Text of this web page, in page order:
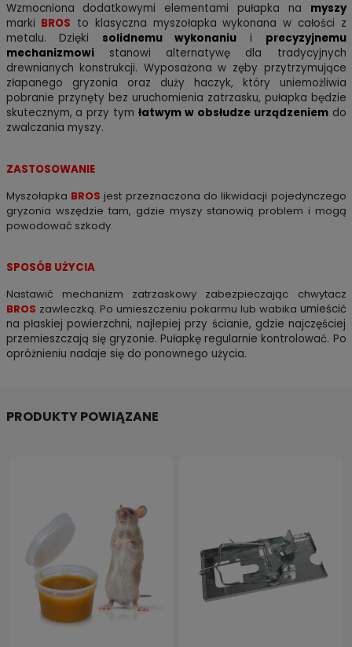
Wzmocniona dodatkowymi elementami pułapka na myszy
marki BROS to klasyczna myszołapka wykonana w całości z
metalu. Dzięki solidnemu wykonaniu i precyzyjnemu
mechanizmowistanowi alternatywę dla tradycyjnych
drewnianych konstrukcji. Wyposażona w zęby przytrzymujące
złapanego gryzonia oraz duży haczyk, który uniemożliwia
pobranie przynęty bez uruchomienia zatrzasku, pułapka będzie
skutecznym, a przy tym łatwym w obsłudze urządzeniemdo
zwalczania myszy.
ZASTOSOWANIE
Myszołapka BROS jest przeznaczona do likwidacji pojedynczego
gryzonia wszędzie tam, gdzie myszy stanowią problem i mogą
powodować szkody.
SPOSÓB UŻYCIA
Nastawić mechanizm zatrzaskowy zabezpieczając chwytacz
BROS zawleczką. Po umieszczeniu pokarmu lub wabika umieścić
na płaskiej powierzchni, najlepiej przy ścianie, gdzie najczęściej
przemieszczają się gryzonie. Pułapkę regularnie kontrolować. Po
opróżnieniu nadaje się do ponownego użycia.
PRODUKTY POWIĄZANE